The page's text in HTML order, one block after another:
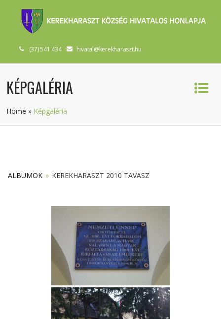
(37) 541 434 hivatal@kerekharaszt.hu
KÉPGALÉRIA
Home » Képgaléria
ALBUMOK » KEREKHARASZT 2010 TAVASZ